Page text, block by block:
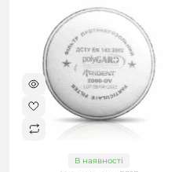
В наявності